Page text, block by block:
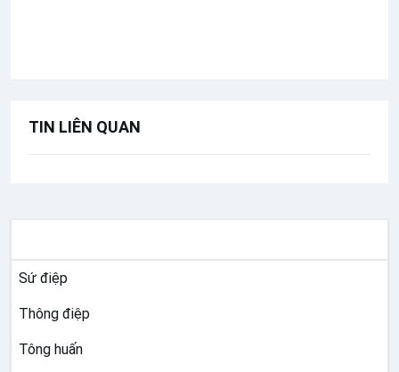
TIN LIÊN QUAN
Sứ điệp
Thông điệp
Tông huấn